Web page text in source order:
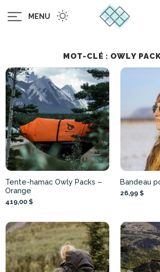
MENU
MOT-CLÉ : OWLY
Tente-hamac Owly Packs –
Orange
419,00 $
Bandeau
26,99 $